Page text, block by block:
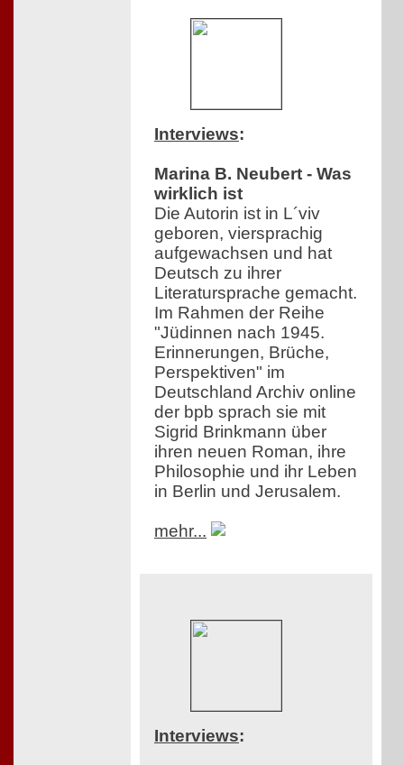
Interviews:
Marina B. Neubert - Was
wirklich ist
Die Autorin ist in L´viv
geboren, viersprachig
aufgewachsen und hat
Deutsch zu ihrer
Literatursprache gemacht.
Im Rahmen der Reihe
"Jüdinnen nach 1945.
Erinnerungen, Brüche,
Perspektiven" im
Deutschland Archiv online
der bpb sprach sie mit
Sigrid Brinkmann über
ihren neuen Roman, ihre
Philosophie und ihr Leben
in Berlin und Jerusalem.
mehr...
Interviews: